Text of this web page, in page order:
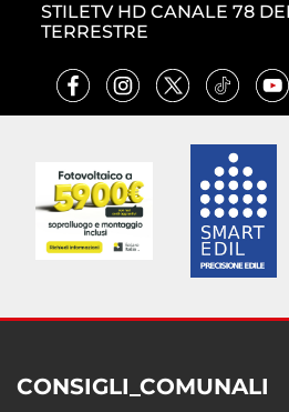
STILETV HD CANALE 78
TERRESTRE
CONSIGLI_COMUNALI